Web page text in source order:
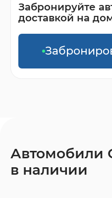
Забронируйте
доставкой на
Автомобили
в наличии